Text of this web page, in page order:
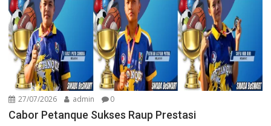
27/07/2026 admin 0
Cabor Petanque Sukses Raup Prestasi